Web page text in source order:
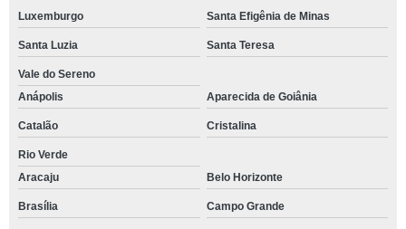
Luxemburgo Santa Efigênia de Minas
Santa Luzia Santa Teresa
Vale do Sereno
Anápolis
Aparecida de Goiânia
Catalão Cristalina
Rio Verde
Aracaju
Belo Horizonte
Brasília Campo Grande